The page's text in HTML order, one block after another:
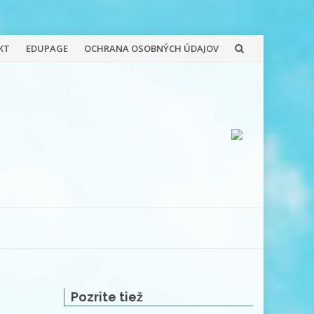
EDUPAGE OCHRANA OSOBNÝCH ÚDAJOV
Pozrite tiež